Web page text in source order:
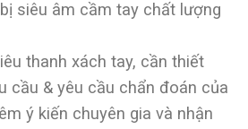
siêu âm cầm tay chất lượng
thanh xách tay, cần thiết
cầu & yêu cầu chẩn đoán của
ý kiến chuyên gia và nhận